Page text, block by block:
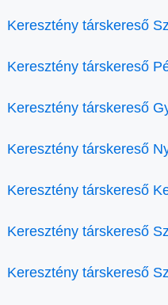
Keresztény társkereső
Keresztény társkereső
Keresztény társkereső
Keresztény társkereső
Keresztény társkereső
Keresztény társkereső
Keresztény társkereső